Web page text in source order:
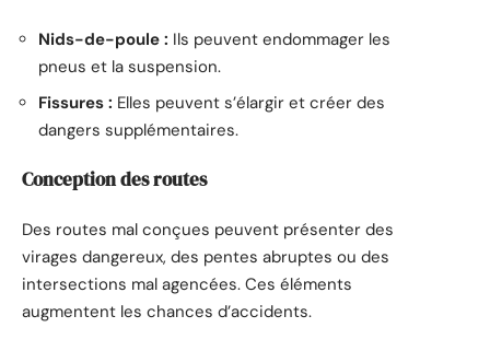
Nids-de-poule : Ils peuvent endommager les
pneus et la suspension.
Fissures : Elles peuvent s’élargir et créer des
dangers supplémentaires.
Conception des routes
Des routes mal conçues peuvent présenter des
virages dangereux, des pentes abruptes ou des
intersections mal agencées. Ces éléments
augmentent les chances d’accidents.